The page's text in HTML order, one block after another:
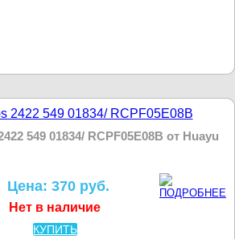
549 01834/ RCPF05E08B от Huayu
Цена: 370 руб.
Нет в наличие
КУПИТЬ